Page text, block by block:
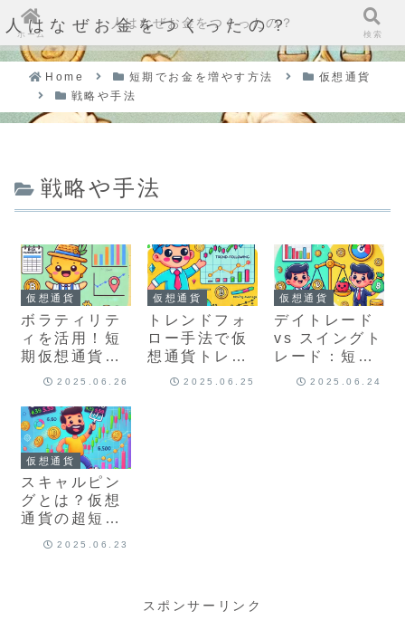
人はなぜお金をつくったの？
Home 短期でお金を増やす方法
仮想通貨
戦略や手法
戦略や手法
仮想通貨
ボラティリテ
ィを活用！短
期仮想通貨ト
レードでのリ
2025.06.26
仮想通貨
トレンドフォ
ロー手法で仮
想通貨トレー
ドを成功させ
2025.06.25
仮想通貨
デイトレード
vs スイングト
レード：短期
仮想通貨トレ
2025.06.24
仮想通貨
スキャルピン
グとは？仮想
通貨の超短期
2025.06.23
スポンサーリンク
ホーム
人はなぜお金をつくったの？
検索